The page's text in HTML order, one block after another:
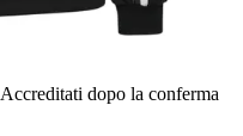
Accreditati dopo la conferma